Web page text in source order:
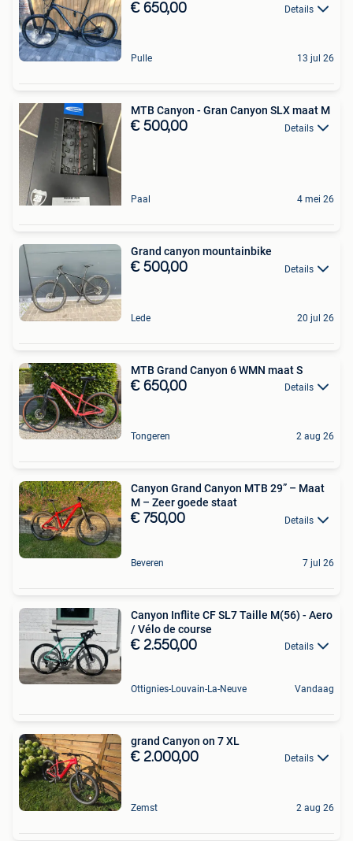
€ 650,00 Details
Pulle 13 jul 26
MTB Canyon - Gran Canyon SLX maat M
€ 500,00 Details
Paal 4 mei 26
Grand canyon mountainbike
€ 500,00 Details
Lede 20 jul 26
MTB Grand Canyon 6 WMN maat S
€ 650,00 Details
Tongeren 2 aug 26
Canyon Grand Canyon MTB 29” – Maat
M – Zeer goede staat
€ 750,00 Details
Beveren 7 jul 26
Canyon Inflite CF SL7 Taille M(56) - Aero
/ Vélo de course
€ 2.550,00 Details
Ottignies-Louvain-La-Neuve Vandaag
grand Canyon on 7 XL
€ 2.000,00 Details
Zemst 2 aug 26